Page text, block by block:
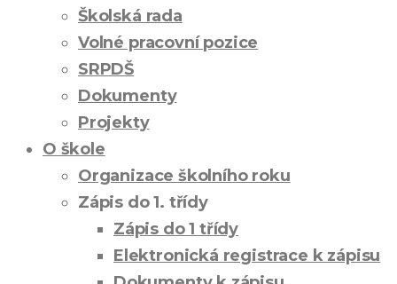
Školská rada
Volné pracovní pozice
SRPDŠ
Dokumenty
Projekty
O škole
Organizace školního roku
Zápis do 1. třídy
Zápis do 1 třídy
Elektronická registrace k zápisu